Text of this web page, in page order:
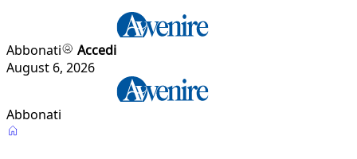
Abbonati
Accedi
August 6, 2026
Abbonati